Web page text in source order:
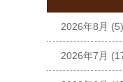
2026年8月 (5)
2026年7月